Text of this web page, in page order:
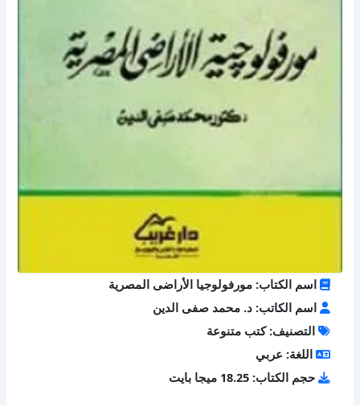
اسم الكتاب: مورفولوجيا الأراضى المصرية
اسم الكاتب: د. محمد صفى الدين
التصنيف: كتب متنوعة
اللغة: عربي
حجم الكتاب: 18.25 ميجا بايت